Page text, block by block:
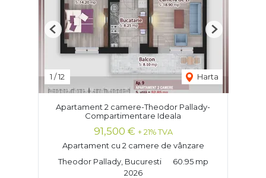
1 /12 Harta
Previous Next
Apartament 2 camere-Theodor Pallady-
Compartimentare Ideala
91,500 € + 21% TVA
Apartament cu 2 camere de vânzare
Theodor Pallady, Bucuresti
60.95 mp
2026